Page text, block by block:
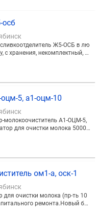
крышки и сварочной п
Полезные советы, пом
к клиентам гарантируе
информация у специалистов
телефонам в Москве и/или н
осб
Ж5-ОСБ в лю
с хранения, некомплектный, н
5, а1-оцм-10
молокоочиститель А1-ОЦМ-5,
для очистки молока 5000
с автоматической выгрузкой
капремонт. Состояние
и т.д. Возможен осмотр,
ом1-а, оск-1
для очистки молока (пр-ть 10
ремонта.Новый ба
привода: замена валов, ш